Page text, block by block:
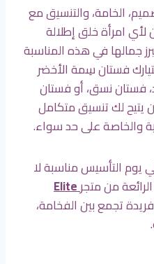
الخامة، والتنسيق مع
امرأة خلق إطلالة
جمالها في هذه المناسبة
فستان سِمة الأخضر
فستان نسق، أو فستان
يتيح لك تنسيق متكامل
والخاصة على حد سواء.
يوم التأسيس مناسبة لا
من متجرElite
تجمع بين الفخامة،